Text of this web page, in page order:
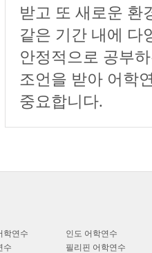
받고 또 새로운 환
같은 기간 내에 다
안정적으로 공부
조언을 받아 어학
중요합니다.
학연수
수
인도 어학연수
필리핀 어학연수